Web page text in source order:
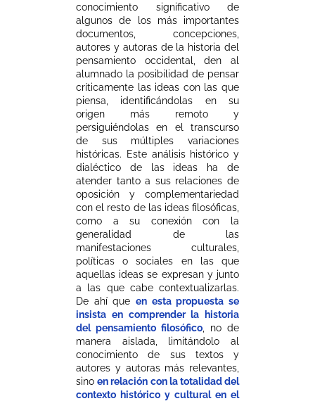
conocimiento significativo de
algunos de los más importantes
documentos, concepciones,
autores y autoras de la historia del
pensamiento occidental, den al
alumnado la posibilidad de pensar
críticamente las ideas con las que
piensa, identificándolas en su
origen más remoto y
persiguiéndolas en el transcurso
de sus múltiples variaciones
históricas. Este análisis histórico y
dialéctico de las ideas ha de
atender tanto a sus relaciones de
oposición y complementariedad
con el resto de las ideas filosóficas,
como a su conexión con la
generalidad de las
manifestaciones culturales,
políticas o sociales en las que
aquellas ideas se expresan y junto
a las que cabe contextualizarlas.
De ahí que en esta propuesta se
insista en comprender la historia
del pensamiento filosófico , no de
manera aislada, limitándolo al
conocimiento de sus textos y
autores y autoras más relevantes,
sinoen relación con la totalidad del
contexto histórico y cultural en el